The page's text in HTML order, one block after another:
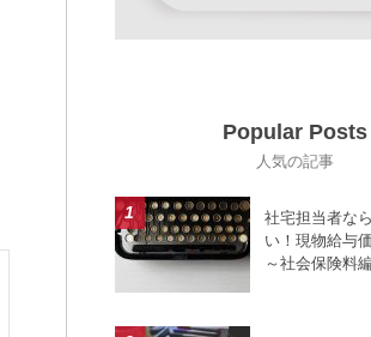
Popular Posts
社宅担当者な
い！現物給与
～社会保険料